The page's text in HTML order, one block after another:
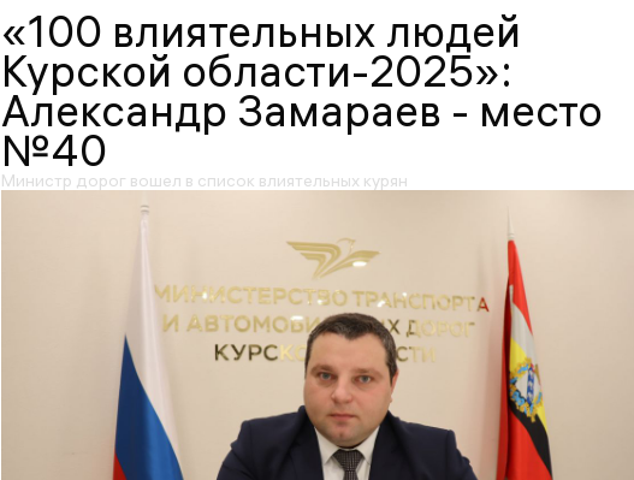
«100 влиятельных людей
Курской области-2025»:
Александр Замараев - место
№40
Министр дорог вошел в список влиятельных курян